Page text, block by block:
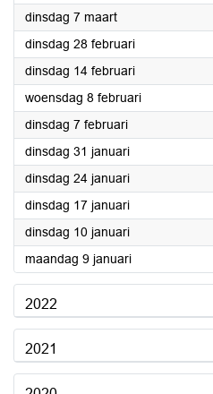
dinsdag 7 maart2023
dinsdag 28 februari2023
dinsdag 14 februari2023
woensdag 8 februari2023
dinsdag 7 februari2023
dinsdag 31 januari2023
dinsdag 24 januari2023
dinsdag 17 januari2023
dinsdag 10 januari2023
maandag 9 januari2023
2022
2021